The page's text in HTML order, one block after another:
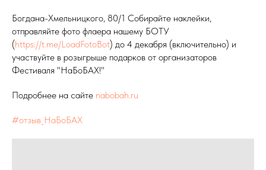
Богдана-Хмельницкого, 80/1 Собирайте наклейки,
отправляйте фото флаера нашему БОТУ
(https://t.me/LoadFotoBot) до 4 декабря (включительно) и
участвуйте в розыгрыше подарков от организаторов
Фестиваля "НаБоБАХ!"
Подробнее на сайте nabobah.ru
#отзыв_НаБоБАХ